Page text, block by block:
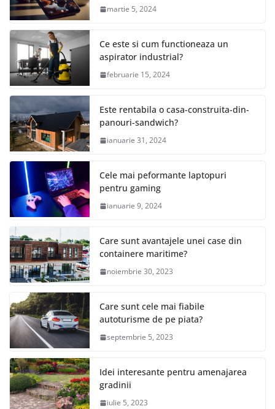
martie 5, 2024
Ce este si cum functioneaza un
aspirator industrial?
februarie 15, 2024
Este rentabila o casa-construita-din-
panouri-sandwich?
ianuarie 31, 2024
Cele mai peformante laptopuri
pentru gaming
ianuarie 9, 2024
Care sunt avantajele unei case din
containere maritime?
noiembrie 30, 2023
Care sunt cele mai fiabile
autoturisme de pe piata?
septembrie 5, 2023
Idei interesante pentru amenajarea
gradinii
iulie 5, 2023